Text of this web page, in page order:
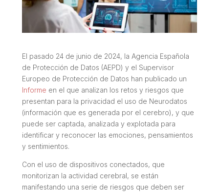
El pasado 24 de junio de 2024, la Agencia Española
de Protección de Datos (AEPD) y el Supervisor
Europeo de Protección de Datos han publicado un
Informe en el que analizan los retos y riesgos que
presentan para la privacidad el uso de Neurodatos
(información que es generada por el cerebro), y que
puede ser captada, analizada y explotada para
identificar y reconocer las emociones, pensamientos
y sentimientos.
Con el uso de dispositivos conectados, que
monitorizan la actividad cerebral, se están
manifestando una serie de riesgos que deben ser